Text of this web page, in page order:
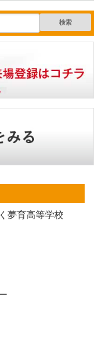
検索
夢育高等学校